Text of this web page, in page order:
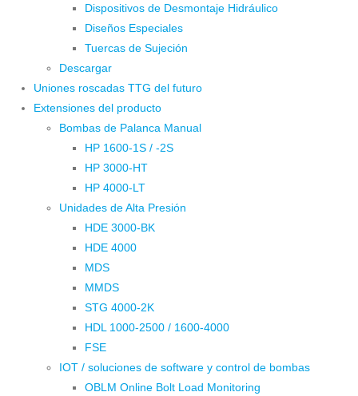
Dispositivos de Desmontaje Hidráulico
Diseños Especiales
Tuercas de Sujeción
Descargar
Uniones roscadas TTG del futuro
Extensiones del producto
Bombas de Palanca Manual
HP 1600-1S / -2S
HP 3000-HT
HP 4000-LT
Unidades de Alta Presión
HDE 3000-BK
HDE 4000
MDS
MMDS
STG 4000-2K
HDL 1000-2500 / 1600-4000
FSE
IOT / soluciones de software y control de bombas
OBLM Online Bolt Load Monitoring